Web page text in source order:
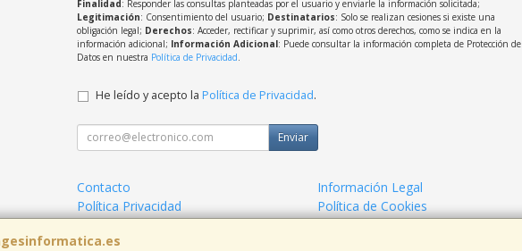
Finalidad: Responder las consultas planteadas por el usuario y enviarle la información solicitada;
Legitimación: Consentimiento del usuario; Destinatarios: Solo se realizan cesiones si existe una
obligación legal; Derechos: Acceder, rectificar y suprimir, así como otros derechos, como se indica en la
información adicional; Información Adicional: Puede consultar la información completa de Protección de
Datos en nuestra Política de Privacidad
He leído y acepto la Política de Privacidad.
Enviar
Contacto
Información Legal
Política Privacidad
Política de Cookies
Condiciones de Compra
Formas de Pago